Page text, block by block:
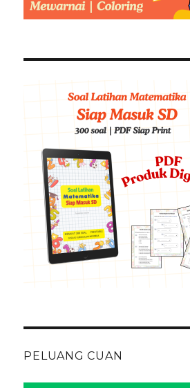
PELUANG CUAN